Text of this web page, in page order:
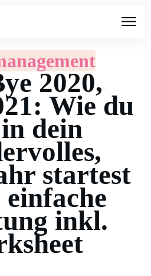
2020,
Wie du
dein
startest
einfache
inkl.